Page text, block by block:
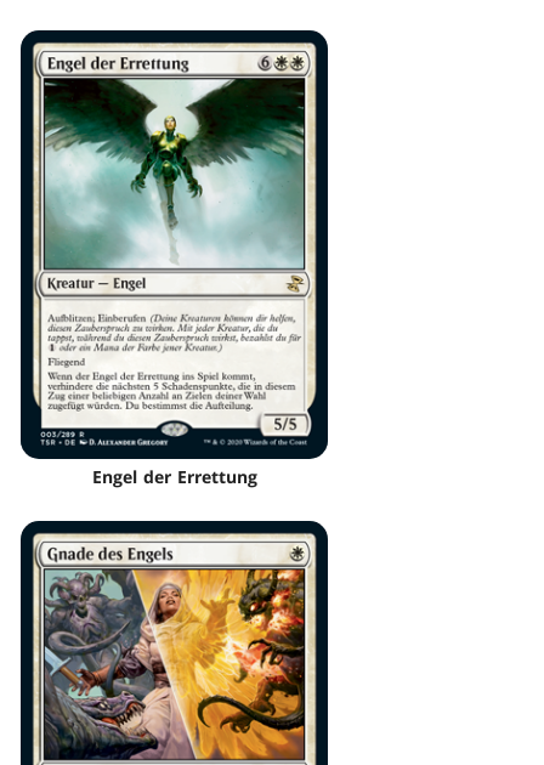
Engel der Errettung